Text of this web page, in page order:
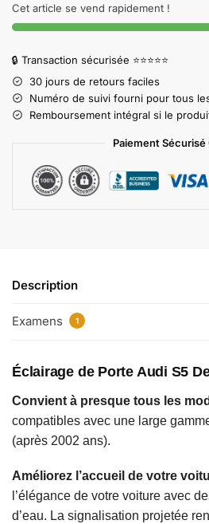
Cet article se vend rapidement !
🔒 Transaction sécurisée ⭐⭐⭐⭐⭐
30 jours de retours faciles
Numéro de suivi fourni pour tous
Remboursement intégral si le
Paiement Sécurisé
Description
Examens 1
Éclairage de Porte Audi S5
Convient à presque tous les
compatibles avec une large
(après 2002 ans).
Améliorez l’accueil de votre
l’élégance de votre voiture avec
d’eau. La signalisation projetée